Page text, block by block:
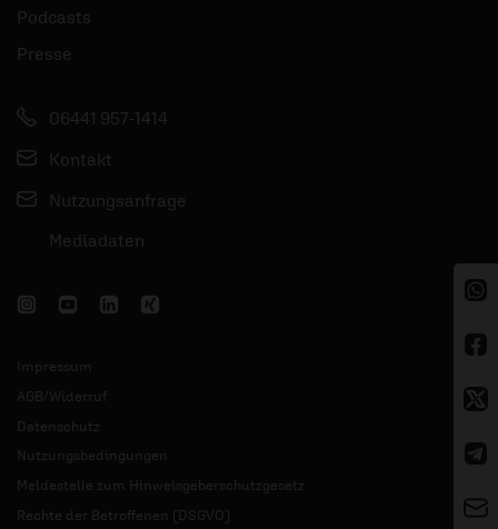
Podcasts
Presse
06441 957-1414
Kontakt
Nutzungsanfrage
Mediadaten
Impressum
AGB/Widerruf
Datenschutz
Nutzungsbedingungen
Meldestelle zum Hinweisgeberschutzgesetz
Rechte der Betroffenen (DSGVO)